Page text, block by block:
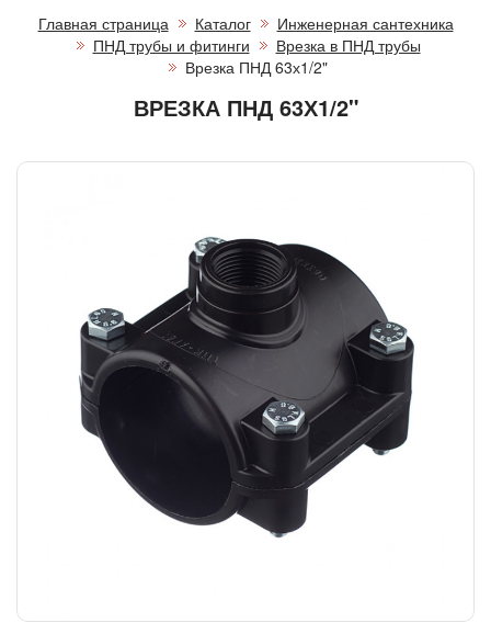
Главная страница Каталог
Инженерная сантехника
ПНД трубы и фитинги
Врезка в ПНД трубы
Врезка ПНД 63х1/2"
ВРЕЗКА ПНД 63Х1/2"